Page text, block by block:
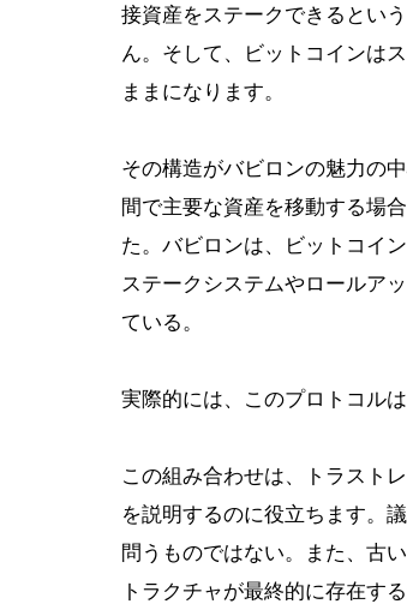
接資産をステークできるとい
ん。そして、ビットコインは
ままになります。
その構造がバビロンの魅力の
間で主要な資産を移動する場
た。バビロンは、ビットコイ
ステークシステムやロールア
ている。
実際的には、このプロトコル
この組み合わせは、トラスト
を説明するのに役立ちます。
問うものではない。また、古
トラクチャが最終的に存在す